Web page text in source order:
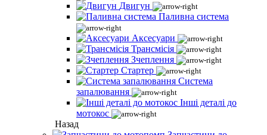
Двигун
Паливна система
Аксесуари
Трансмісія
Зчеплення
Стартер
Система
запалювання
Інші деталі до
мотокос
Назад